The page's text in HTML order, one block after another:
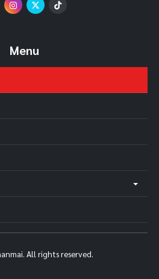
Menu
All rights reserved.